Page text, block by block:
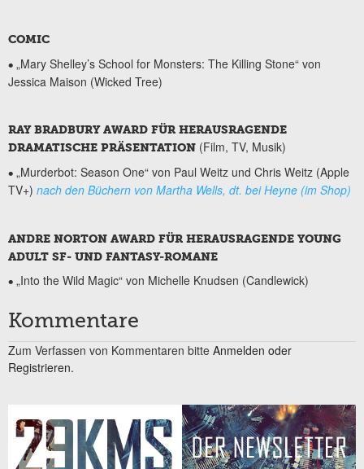
COMIC
• „Mary Shelley’s School for Monsters: The Killing Stone“ von
Jessica Maison (Wicked Tree)
RAY BRADBURY AWARD FÜR HERAUSRAGENDE
DRAMATISCHE PRÄSENTATION (Film, TV, Musik)
• „Murderbot: Season One“ von Paul Weitz und Chris Weitz (Apple
TV+) nach den Büchern von Martha Wells, dt. bei Heyne (im Shop)
ANDRE NORTON AWARD FÜR HERAUSRAGENDE YOUNG
ADULT SF- UND FANTASY-ROMANE
• „Into the Wild Magic“ von Michelle Knudsen (Candlewick)
Kommentare
Zum Verfassen von Kommentaren bitte Anmelden oder
Registrieren.